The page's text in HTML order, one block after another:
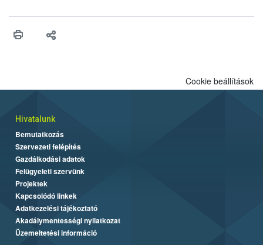
műszaki és hatósági feltételek.
Cookie beállítások
Hivatalunk
Bemutatkozás
Szervezeti felépítés
Gazdálkodási adatok
Felügyeleti szervünk
Projektek
Kapcsolódó linkek
Adatkezelési tájékoztató
Akadálymentességi nyilatkozat
Üzemeltetési információ